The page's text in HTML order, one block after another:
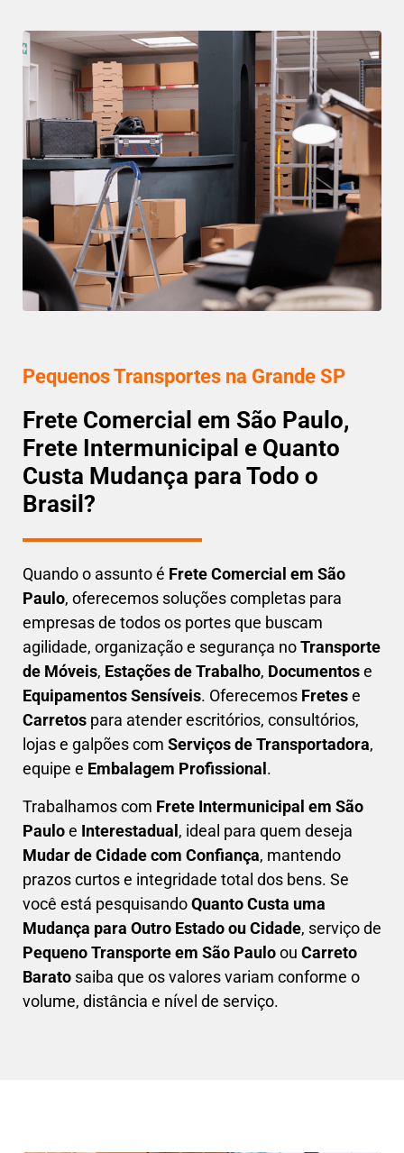
Pequenos Transportes na Grande SP
Frete Comercial em São Paulo,
Frete Intermunicipal e Quanto
Custa Mudança para Todo o
Brasil?
Quando o assunto é Frete Comercial em São
Paulo, oferecemos soluções completas para
empresas de todos os portes que buscam
agilidade, organização e segurança noTransporte
de Móveis, Estações de Trabalho, Documentose
Equipamentos Sensíveis. Oferecemos Fretese
Carretos para atender escritórios, consultórios,
lojas e galpões com Serviços de Transportadora,
equipe e Embalagem Profissional .
Trabalhamos com Frete Intermunicipal em São
Pauloe Interestadual, ideal para quem deseja
Mudar de Cidade com Confiança, mantendo
prazos curtos e integridade total dos bens. Se
você está pesquisandoQuanto Custa uma
Mudança para Outro Estado ou Cidade, serviço de
Pequeno Transporte em São Pauloou Carreto
Barato saiba que os valores variam conforme o
volume, distância e nível de serviço.